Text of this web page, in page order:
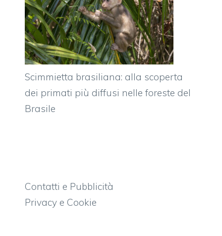
Scimmietta brasiliana: alla scoperta
dei primati più diffusi nelle foreste del
Brasile
Contatti e Pubblicità
Privacy e Cookie